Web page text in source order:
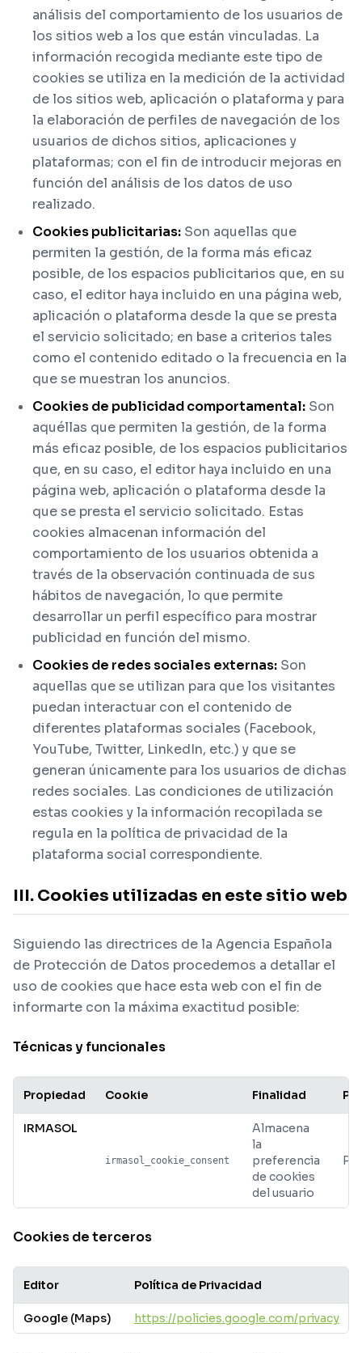
análisis del comportamiento de los usuarios de
los sitios web a los que están vinculadas. La
información recogida mediante este tipo de
cookies se utiliza en la medición de la actividad
de los sitios web, aplicación o plataforma y para
la elaboración de perfiles de navegación de los
usuarios de dichos sitios, aplicaciones y
plataformas; con el fin de introducir mejoras en
función del análisis de los datos de uso
realizado.
Cookies publicitarias: Son aquellas que
permiten la gestión, de la forma más eficaz
posible, de los espacios publicitarios que, en su
caso, el editor haya incluido en una página web,
aplicación o plataforma desde la que se presta
el servicio solicitado; en base a criterios tales
como el contenido editado o la frecuencia en la
que se muestran los anuncios.
Cookies de publicidad comportamental: Son
aquéllas que permiten la gestión, de la forma
más eficaz posible, de los espacios publicitarios
que, en su caso, el editor haya incluido en una
página web, aplicación o plataforma desde la
que se presta el servicio solicitado. Estas
cookies almacenan información del
comportamiento de los usuarios obtenida a
través de la observación continuada de sus
hábitos de navegación, lo que permite
desarrollar un perfil específico para mostrar
publicidad en función del mismo.
Cookies de redes sociales externas: Son
aquellas que se utilizan para que los visitantes
puedan interactuar con el contenido de
diferentes plataformas sociales (Facebook,
YouTube, Twitter, LinkedIn, etc.) y que se
generan únicamente para los usuarios de dichas
redes sociales. Las condiciones de utilización
estas cookies y la información recopilada se
regula en la política de privacidad de la
plataforma social correspondiente.
III. Cookies utilizadas en este sitio web
Siguiendo las directrices de la Agencia Española
de Protección de Datos procedemos a detallar el
uso de cookies que hace esta web con el fin de
informarte con la máxima exactitud posible:
Técnicas y funcionales
Propiedad Cookie Finalidad
IRMASOL
irmasol_cookie_consent
Almacena
la
preferencia
de cookies
del usuario
Cookies de terceros
Editor Política de Privacidad
Google (Maps) https://policies.google.com/privacy